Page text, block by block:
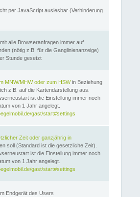
per JavaScript auslesbar (Verhinderung
alle Browseranfragen immer auf
(nötig z.B. für die Ganglinienanzeige)
Stunde gesetzt
MNW/MHW oder zum HSWin Beziehung
z.B. auf die Kartendarstellung aus.
ist die Einstellung immer noch
von 1 Jahr angelegt.
gast/start#settings
Zeit oder ganzjährig in
soll (Standard ist die gesetzliche Zeit).
ist die Einstellung immer noch
von 1 Jahr angelegt.
gast/start#settings
Endgerät des Users